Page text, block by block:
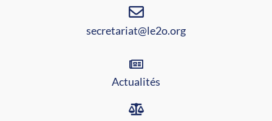
secretariat@le2o.org
Actualités